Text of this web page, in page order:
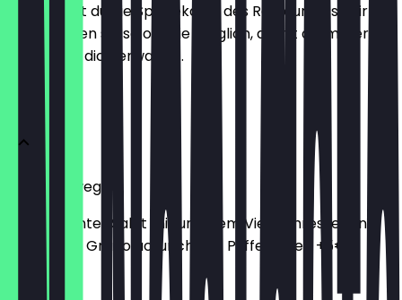
Hier findest du die Speisekarte des Restaurants. Wir
aktualisieren sie so oft wie möglich, damit du immer
weißt, was dich erwartet.
Salat Vorweg
Kleiner bunter Salat mit unserem Vier Jahreszeiten
Dressing & Granolacrunch, mit Pfifferlingen +5€
7,00 €